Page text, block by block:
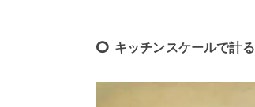
キッチンスケールで計る